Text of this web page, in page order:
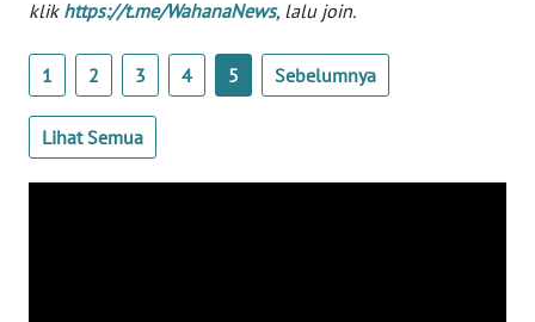
klik https://t.me/WahanaNews, lalu join.
1 2 3 4 5 Sebelumnya
Lihat Semua
PEDOMAN
MEDIA
SIBER
REDAKSI